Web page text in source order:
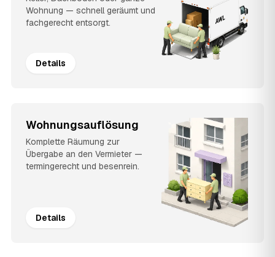
Wohnung — schnell geräumt und
fachgerecht entsorgt.
Details
Wohnungsauflösung
Komplette Räumung zur
Übergabe an den Vermieter —
termingerecht und besenrein.
Details